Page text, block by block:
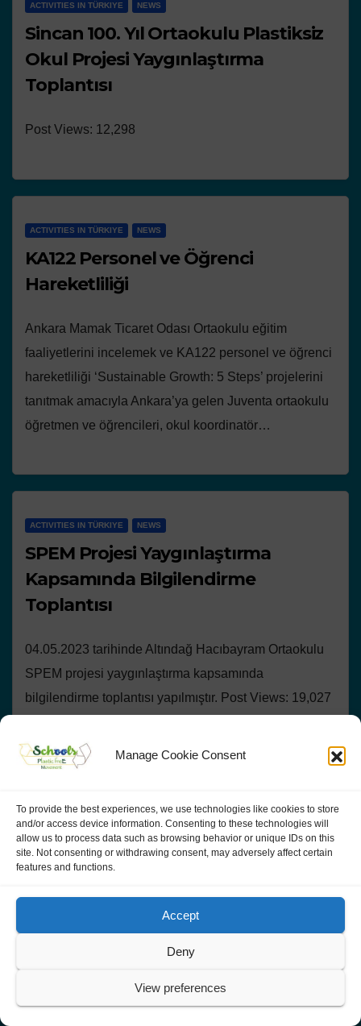
Manage Cookie Consent
To provide the best experiences, we use technologies like cookies to store
and/or access device information. Consenting to these technologies will
allow us to process data such as browsing behavior or unique IDs on this
site. Not consenting or withdrawing consent, may adversely affect certain
features and functions.
Accept
Deny
View preferences
ACTIVITIES IN TÜRKIYE NEWS
Sincan 100. Yıl Ortaokulu Plastiksiz
Okul Projesi Yaygınlaştırma
Toplantısı
Post Views: 12,298
ACTIVITIES IN TÜRKIYE NEWS
KA122 Personel ve Öğrenci
Hareketliliği
Ankara Mamak Ticaret Odası Ortaokulu eğitim
faaliyetlerini incelemek ve KA122 personel ve öğrenci
hareketliliği ‘Sustainable Growth: 5 Steps’ projelerini
tanıtmak amacıyla Ankara’ya gelen Juventa ortaokulu
öğretmen ve öğrencileri, okul koordinatör…
ACTIVITIES IN TÜRKIYE NEWS
SPEM Projesi Yaygınlaştırma
Kapsamında Bilgilendirme
Toplantısı
04.05.2023 tarihinde Altındağ Hacıbayram Ortaokulu
SPEM projesi yaygınlaştırma kapsamında
bilgilendirme toplantısı yapılmıştır. Post Views: 19,027
ACTIVITIES IN ITALY
L’ulivo: il patriarca da frutto
frutto: l'ulivo Scuola Bruno Tosi Casette di Legnago
(VR)- classe 3